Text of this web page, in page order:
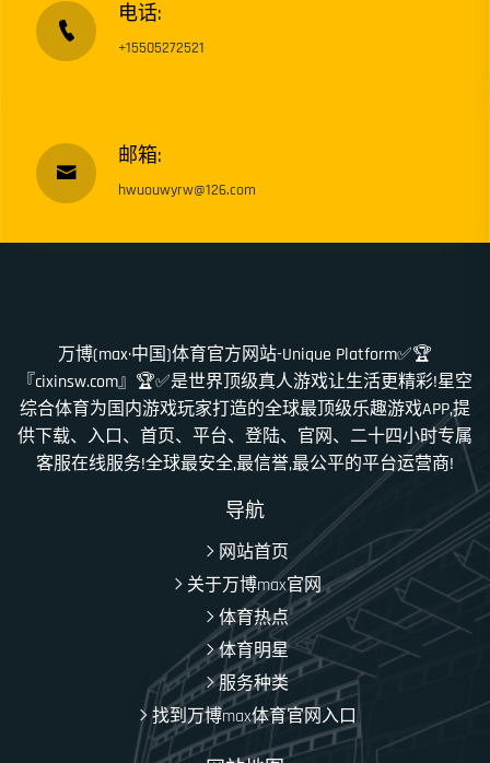
电话:
+15505272521
邮箱:
hwuouwyrw@126.com
万博(max·中国)体育官方网站-Unique Platform✅🏆
『cixinsw.com』🏆✅是世界顶级真人游戏让生活更精彩!星空
综合体育为国内游戏玩家打造的全球最顶级乐趣游戏APP,提
供下载、入口、首页、平台、登陆、官网、二十四小时专属
客服在线服务!全球最安全,最信誉,最公平的平台运营商!
导航
网站首页
关于万博max官网
体育热点
体育明星
服务种类
找到万博max体育官网入口